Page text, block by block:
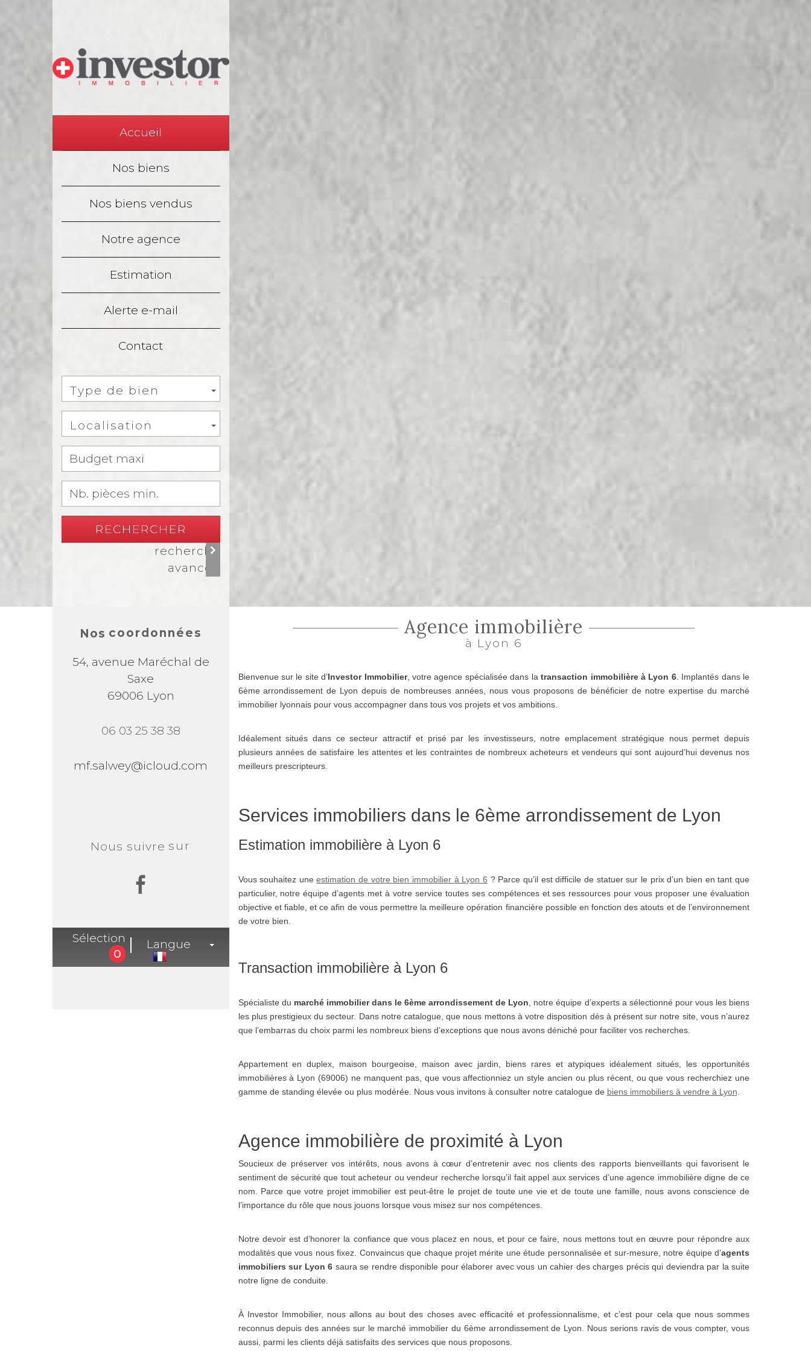
Accueil
Nos biens
Nos biens vendus
Notre agence
Estimation
Alerte e-mail
Contact
Type de bien
Localisation
RECHERCHER
recherche
avancée
Nos coordonnées
54, avenue Maréchal de
Saxe
69006 Lyon
06 03 25 38 38
mf.salwey@icloud.com
Nous suivre sur
Sélection
0
Langue
Agence immobilière
à Lyon 6
Bienvenue sur le site d’Investor Immobilier, votre agence spécialisée dans latransaction immobilière à Lyon 6. Implantés dans le
6ème arrondissement de Lyon depuis de nombreuses années, nous vous proposons de bénéficier de notre expertise du marché
immobilier lyonnais pour vous accompagner dans tous vos projets et vos ambitions.
Idéalement situés dans ce secteur attractif et prisé par les investisseurs, notre emplacement stratégique nous permet depuis
plusieurs années de satisfaire les attentes et les contraintes de nombreux acheteurs et vendeurs qui sont aujourd’hui devenus nos
meilleurs prescripteurs.
Services immobiliers dans le 6ème arrondissement de Lyon
Estimation immobilière à Lyon 6
Vous souhaitez uneestimation de votre bien immobilier à Lyon 6 ? Parce qu’il est difficile de statuer sur le prix d’un bien en tant que
particulier, notre équipe d’agents met à votre service toutes ses compétences et ses ressources pour vous proposer une évaluation
objective et fiable, et ce afin de vous permettre la meilleure opération financière possible en fonction des atouts et de l’environnement
de votre bien.
Transaction immobilière à Lyon 6
Spécialiste du marché immobilier dans le 6ème arrondissement de Lyon , notre équipe d’experts a sélectionné pour vous les biens
les plus prestigieux du secteur. Dans notre catalogue, que nous mettons à votre disposition dès à présent sur notre site, vous n’aurez
que l’embarras du choix parmi les nombreux biens d’exceptions que nous avons déniché pour faciliter vos recherches.
Appartement en duplex, maison bourgeoise, maison avec jardin, biens rares et atypiques idéalement situés, les opportunités
immobilières à Lyon (69006) ne manquent pas, que vous affectionniez un style ancien ou plus récent, ou que vous recherchiez une
gamme de standing élevée ou plus modérée. Nous vous invitons à consulter notre catalogue de biens immobiliers à vendre à Lyon
Agence immobilière de proximité à Lyon
Soucieux de préserver vos intérêts, nous avons à cœur d’entretenir avec nos clients des rapports bienveillants qui favorisent le
sentiment de sécurité que tout acheteur ou vendeur recherche lorsqu’il fait appel aux services d’une agence immobilière digne de ce
nom. Parce que votre projet immobilier est peut-être le projet de toute une vie et de toute une famille, nous avons conscience de
l’importance du rôle que nous jouons lorsque vous misez sur nos compétences.
Notre devoir est d’honorer la confiance que vous placez en nous, et pour ce faire, nous mettons tout en œuvre pour répondre aux
modalités que vous nous fixez. Convaincus que chaque projet mérite une étude personnalisée et sur-mesure, notre équipe d’agents
immobiliers sur Lyon 6 saura se rendre disponible pour élaborer avec vous un cahier des charges précis qui deviendra par la suite
notre ligne de conduite.
À Investor Immobilier, nous allons au bout des choses avec efficacité et professionnalisme, et c’est pour cela que nous sommes
reconnus depuis des années sur le marché immobilier du 6ème arrondissement de Lyon. Nous serions ravis de vous compter, vous
aussi, parmi les clients déjà satisfaits des services que nous proposons.